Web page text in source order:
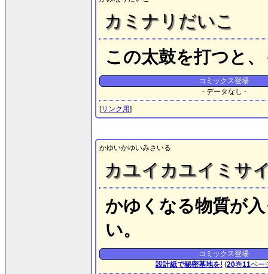
カミナリだいこ
この太鼓を打つと
コミックス登場
- データなし -
[リンク用]
かゆいかゆいみさいる
カユイカユイミサ
かゆくなる物質が
い。
コミックス登場
設計紙で秘密基地を! (20巻11ペー